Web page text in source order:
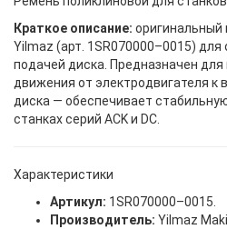
Краткое описание: оригинальный
Yilmaz (арт. 1SR070000–0015)
подачей диска. Предназначен
движения от электродвигателя к
диска — обеспечивает
станках серий ACK и DC.
Характеристики
Артикул: 1SR070000–0015.
Производитель: Yilmaz